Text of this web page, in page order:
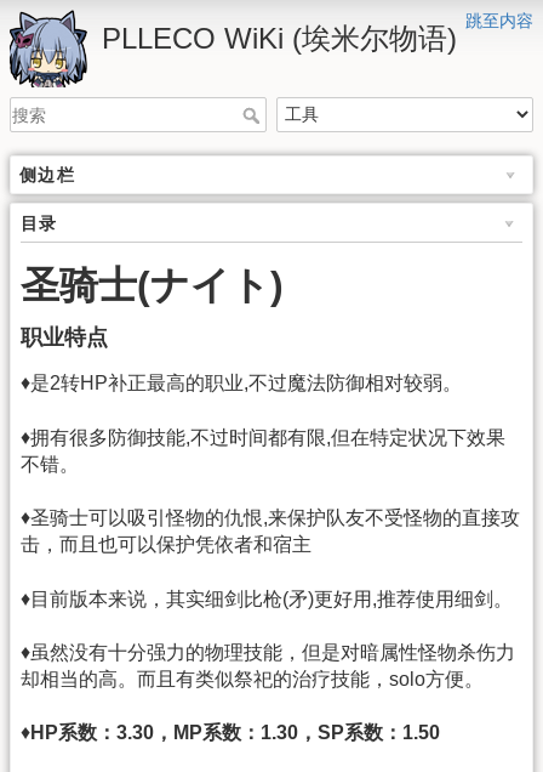
跳至内容
PLLECO WiKi (埃米尔物语)
侧边栏
目录
圣骑士(ナイト)
职业特点
♦是2转HP补正最高的职业,不过魔法防御相对较弱。
♦拥有很多防御技能,不过时间都有限,但在特定状况下效果
不错。
♦圣骑士可以吸引怪物的仇恨,来保护队友不受怪物的直接攻
击，而且也可以保护凭依者和宿主
♦目前版本来说，其实细剑比枪(矛)更好用,推荐使用细剑。
♦虽然没有十分强力的物理技能，但是对暗属性怪物杀伤力
却相当的高。而且有类似祭祀的治疗技能，solo方便。
♦HP系数：3.30，MP系数：1.30，SP系数：1.50